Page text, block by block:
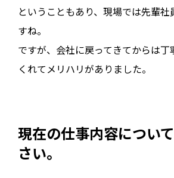
ということもあり、現場では先輩
すね。
ですが、会社に戻ってきてからは丁
くれてメリハリがありました。
現在の仕事内容につい
さい。